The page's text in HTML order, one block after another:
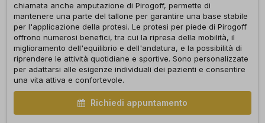
chiamata anche amputazione di Pirogoff, permette di
mantenere una parte del tallone per garantire una base stabile
per l'applicazione della protesi. Le protesi per piede di Pirogoff
offrono numerosi benefici, tra cui la ripresa della mobilità, il
miglioramento dell'equilibrio e dell'andatura, e la possibilità di
riprendere le attività quotidiane e sportive. Sono personalizzate
per adattarsi alle esigenze individuali dei pazienti e consentire
una vita attiva e confortevole.
Richiedi appuntamento